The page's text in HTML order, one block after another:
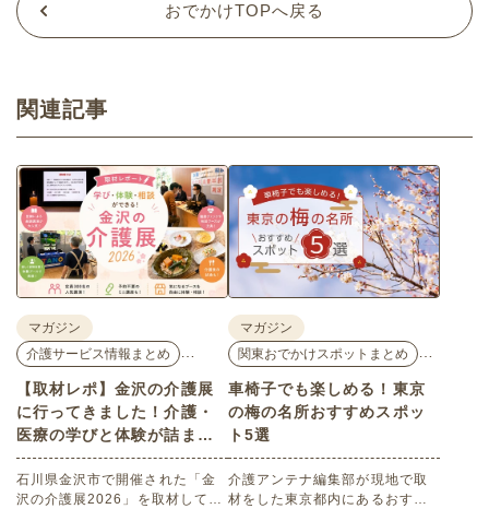
おでかけTOPへ戻る
関連記事
マガジン
介護サービス情報まとめ
…
【取材レポ】金沢の介護展
に行ってきました！介護・
医療の学びと体験が詰まっ
た1日。
石川県金沢市で開催された「金
沢の介護展2026」を取材してき
マガジン
関東おでかけスポットまとめ
…
車椅子でも楽しめる！東京
の梅の名所おすすめスポッ
ト5選
介護アンテナ編集部が現地で取
材をした東京都内にあるおすす